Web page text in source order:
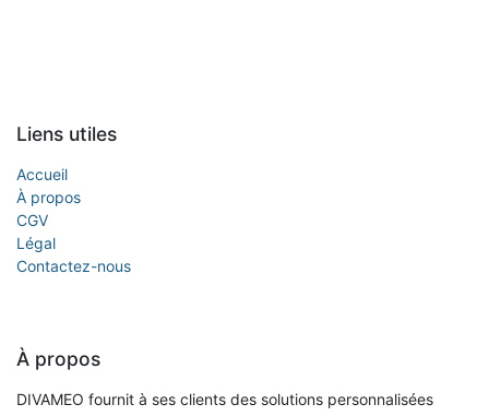
Liens utiles
Accueil
À propos
CGV
Légal
Contactez-nous
À propos
DIVAMEO fournit à ses clients des solutions personnalisées